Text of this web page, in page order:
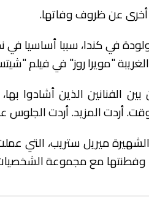
أخرى عن ظروف وفاتها.
في كندا، سببا أساسيا
الغريبة "مويرا روز" في فيلم
الفنانين الذين أشادوا
أردت المزيد. أردت
ميريل ستريب، التي
مع مجموعة الشخصيات